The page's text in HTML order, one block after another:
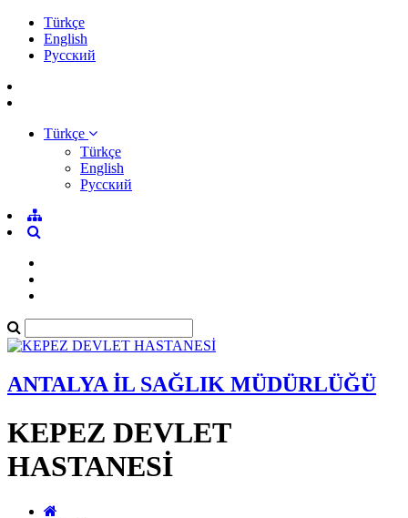
Türkçe
English
Pусский
Türkçe
Türkçe
English
Pусский
ANTALYA İL SAĞLIK MÜDÜRLÜĞÜ
KEPEZ DEVLET
HASTANESİ